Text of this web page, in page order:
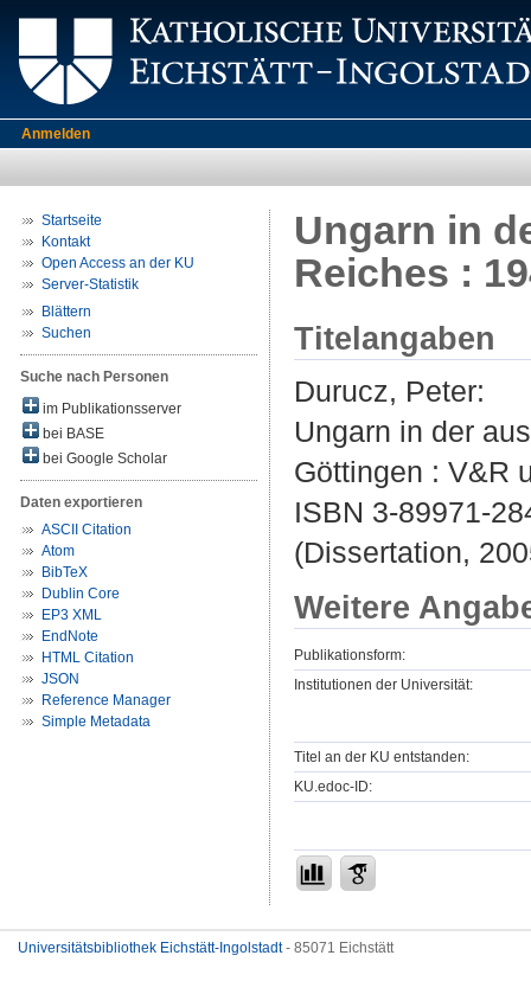
Anmelden
Startseite
Kontakt
Open Access an der KU
Server-Statistik
Blättern
Suchen
Suche nach Personen
im Publikationsserver
bei BASE
bei Google Scholar
Daten exportieren
ASCII Citation
Atom
BibTeX
Dublin Core
EP3 XML
EndNote
HTML Citation
JSON
Reference Manager
Simple Metadata
Ungarn in
Reiches :
Titelangaben
Durucz, Peter:
Ungarn in der
Göttingen : V&R
ISBN 3-89971-
(Dissertation,
Weitere
Publikationsform:
Institutionen der Universität:
Titel an der KU entstanden:
KU.edoc-ID:
Universitätsbibliothek Eichstätt-Ingolstadt- 85071 Eichstätt